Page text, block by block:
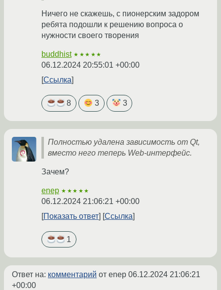
Ничего не скажешь, с пионерским задором
ребята подошли к решению вопроса о
нужности своего творения
buddhist ★★★★★
06.12.2024 20:55:01 +00:00
Ссылка
8 3 3
Полностью удалена зависимость от Qt,
вместо него теперь Web-интерфейс.
Зачем?
enep ★★★★★
06.12.2024 21:06:21 +00:00
Показать ответ
Ссылка
1
Ответ на: комментарий от enep 06.12.2024 21:06:21
+00:00